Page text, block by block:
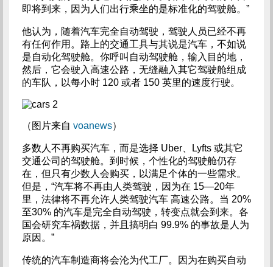
即将到来，因为人们出行乘坐的是标准化的驾驶舱。”
他认为，随着汽车完全自动驾驶，驾驶人员已经不再
有任何作用。路上的交通工具与其说是汽车，不如说
是自动化驾驶舱。你呼叫自动驾驶舱，输入目的地，
然后，它会驶入高速公路，无缝融入其它驾驶舱组成
的车队，以每小时 120 或者 150 英里的速度行驶。
（图片来自 voanews）
多数人不再购买汽车，而是选择 Uber、Lyfts 或其它
交通公司的驾驶舱。到时候，个性化的驾驶舱仍存
在，但只有少数人会购买，以满足个体的一些需求。
但是，“汽车将不再由人类驾驶，因为在 15—20年
里，法律将不再允许人类驾驶汽车 高速公路。当 20%
至30% 的汽车是完全自动驾驶，转变点就会到来。各
国会研究车祸数据，并且搞明白 99.9% 的事故是人为
原因。”
传统的汽车制造商将会沦为代工厂。因为在购买自动